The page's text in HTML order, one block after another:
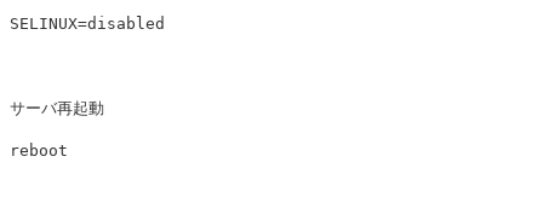
SELINUX=disabled
サーバ再起動